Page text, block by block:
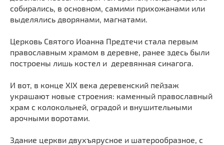
Синагоги
Кирхи
Кладбище
Театры
Галереи
Концертные залы
Выберите направление
собирались, в основном, самими прихожанами или
выделялись дворянами, магнатами.
Церковь Святого Иоанна Предтечи стала первым
православным храмом в деревне, ранее здесь были
построены лишь костел и деревянная синагога.
И вот, в конце XIX века деревенский пейзаж
украшают новые строения: каменный православный
храм с колокольней, оградой и внушительными
арочными воротами.
Здание церкви двухъярусное и шатерообразное, с